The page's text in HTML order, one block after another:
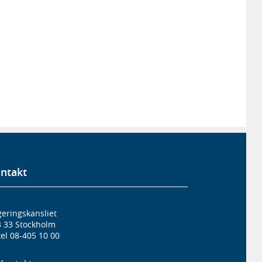
33 Stockholm
08-405 10 00